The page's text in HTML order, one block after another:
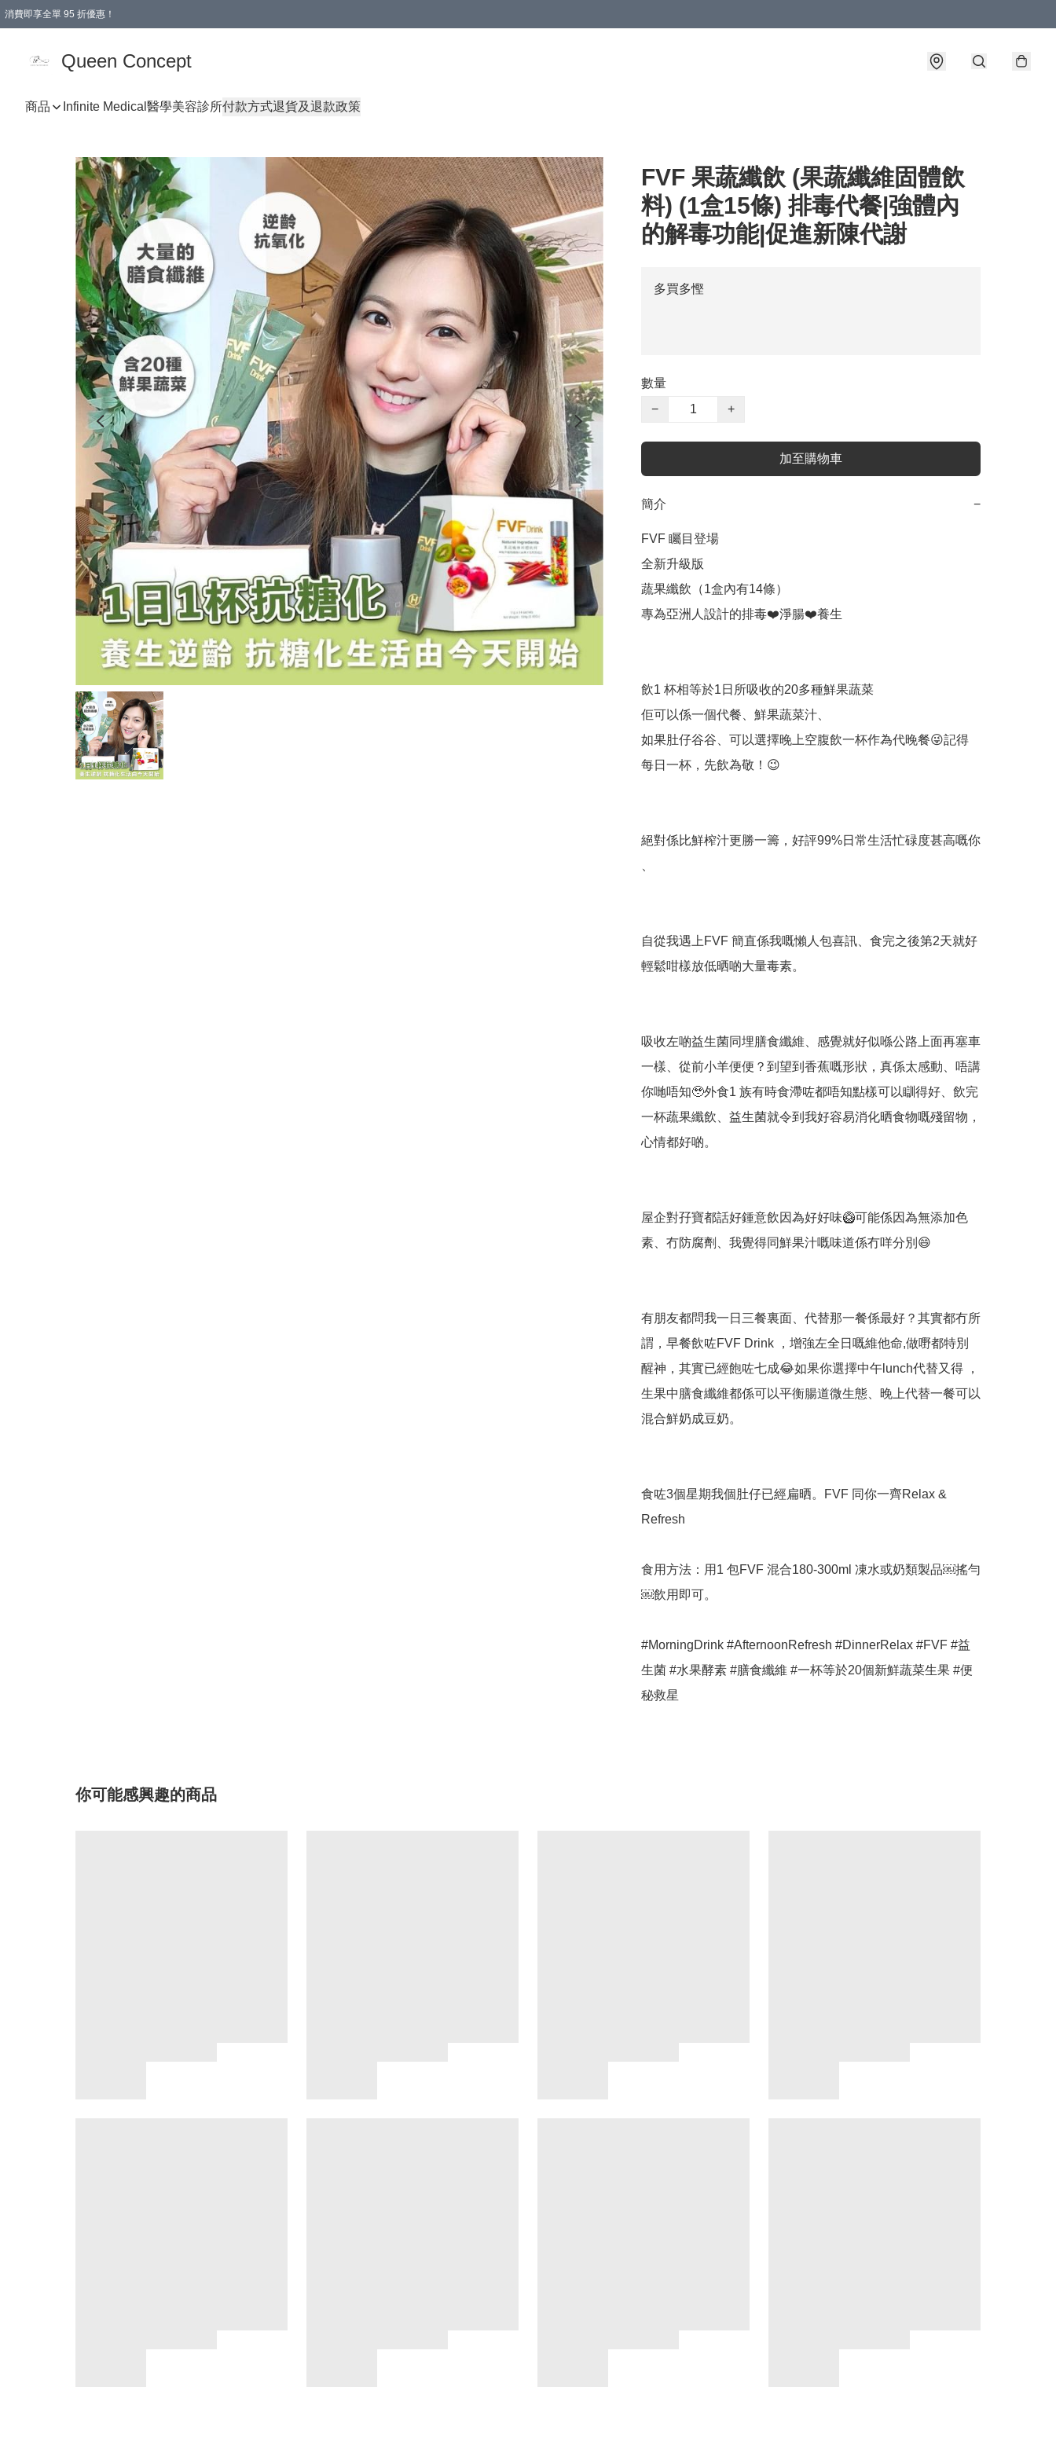
消費即享全單 95 折優惠！
Queen Concept
商品 Infinite Medical醫學美容診所付款方式退貨及退款政策
FVF 果蔬纖飲 (果蔬纖維固體飲
料) (1盒15條) 排毒代餐|強體內
的解毒功能|促進新陳代謝
多買多慳
數量
−
+
加至購物車
簡介 −
FVF 矚目登場
全新升級版
蔬果纖飲（1盒內有14條）
專為亞洲人設計的排毒❤️淨腸❤️養生
飲1 杯相等於1日所吸收的20多種鮮果蔬菜
佢可以係一個代餐、鮮果蔬菜汁、
如果肚仔谷谷、可以選擇晚上空腹飲一杯作為代晚餐😜記得
每日一杯，先飲為敬！😉
絕對係比鮮榨汁更勝一籌，好評99%日常生活忙碌度甚高嘅你
自從我遇上FVF 簡直係我嘅懶人包喜訊、食完之後第2天就好
輕鬆咁樣放低晒啲大量毒素。
吸收左啲益生菌同埋膳食纖維、感覺就好似喺公路上面再塞車
一樣、從前小羊便便？到望到香蕉嘅形狀，真係太感動、唔講
你哋唔知🥹外食1 族有時食滯咗都唔知點樣可以瞓得好、飲完
一杯蔬果纖飲、益生菌就令到我好容易消化晒食物嘅殘留物，
心情都好啲。
屋企對孖寶都話好鍾意飲因為好好味🥝可能係因為無添加色
素、冇防腐劑、我覺得同鮮果汁嘅味道係冇咩分別😄
有朋友都問我一日三餐裏面、代替那一餐係最好？其實都冇所
謂，早餐飲咗FVF Drink ，增強左全日嘅維他命,做嘢都特別
醒神，其實已經飽咗七成😂如果你選擇中午lunch代替又得 ，
生果中膳食纖維都係可以平衡腸道微生態、晚上代替一餐可以
混合鮮奶成豆奶。
食咗3個星期我個肚仔已經扁晒。FVF 同你一齊Relax &
Refresh
食用方法：用1 包FVF 混合180-300ml 凍水或奶類製品￼搖勻
￼飲用即可。
#MorningDrink #AfternoonRefresh #DinnerRelax #FVF #益
生菌 #水果酵素 #膳食纖維 #一杯等於20個新鮮蔬菜生果 #便
秘救星
你可能感興趣的商品